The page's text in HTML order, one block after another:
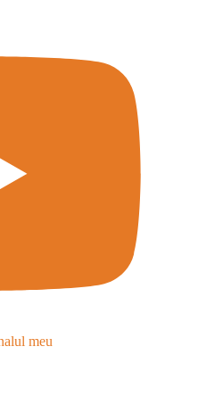
meu